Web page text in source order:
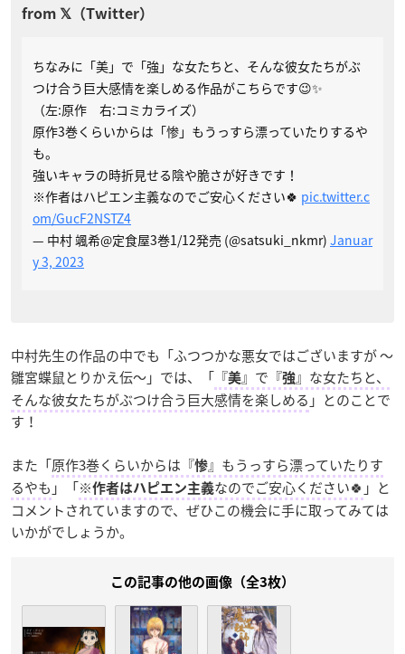
ちなみに「美」で「強」な女たちと、そんな彼女たちがぶ
つけ合う巨大感情を楽しめる作品がこちらです😉✨
（左:原作 右:コミカライズ）
原作3巻くらいからは「惨」もうっすら漂っていたりするや
も。
強いキャラの時折見せる陰や脆さが好きです！
※作者はハピエン主義なのでご安心ください🍀 pic.twitter.c
om/GucF2NSTZ4
— 中村 颯希@定食屋3巻1/12発売 (@satsuki_nkmr) Januar
y 3, 2023
中村先生の作品の中でも「ふつつかな悪女ではございますが ～
雛宮蝶鼠とりかえ伝～」では、「 『美』で『強』な女たちと、
そんな彼女たちがぶつけ合う巨大感情を楽しめる 」とのことで
す！
また「原作3巻くらいからは『惨』もうっすら漂っていたりす
るやも 」「※作者はハピエン主義なのでご安心ください🍀 」と
コメントされていますので、ぜひこの機会に手に取ってみては
いかがでしょうか。
この記事の他の画像（全3枚）